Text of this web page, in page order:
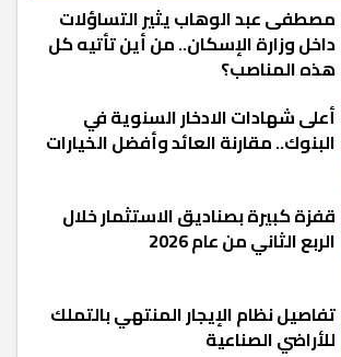
مصطفى عبد الوهاب يثير التساؤلات
داخل وزارة الإسكان.. من أين تأتيه كل
هذه المناصب؟
أعلى شهادات الادخار السنوية في
البنوك.. مقارنة العائد وأفضل الخيارات
قفزة كبيرة بصناديق الاستثمار خلال
الربع الثاني من عام 2026
تفاصيل نظام الإيجار المنتهي بالتملك
للأراضي الصناعية